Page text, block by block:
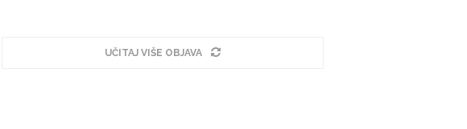
UČITAJ VIŠE OBJAVA